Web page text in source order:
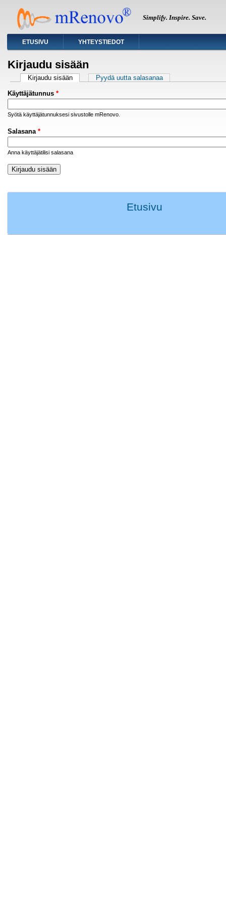
Simplify. Inspire. Save.
ETUSIVU YHTEYSTIEDOT
Kirjaudu sisään
Ensisijaiset välilehdet
Kirjaudu sisään(active tab)Pyydä uutta salasanaa
Käyttäjätunnus *
Syötä käyttäjätunnuksesi sivustolle mRenovo.
Salasana *
Anna käyttäjätilisi salasana
Etusivu